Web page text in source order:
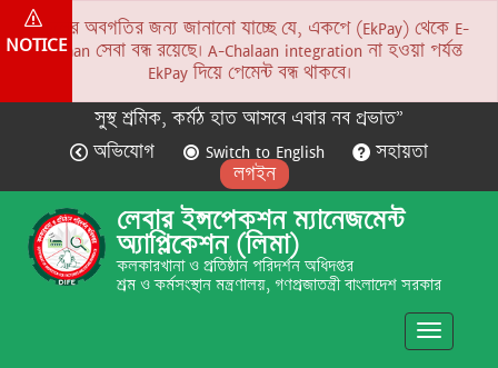
NOTICE
সকলের অবগতির জন্য জানানো যাচ্ছে যে, একপে (EkPay) থেকে E-
Chalaan সেবা বন্ধ রয়েছে। A-Chalaan integration না হওয়া পর্যন্ত
EkPay দিয়ে পেমেন্ট বন্ধ থাকবে।
সুস্থ শ্রমিক, কর্মঠ হাত আসবে এবার নব প্রভাত”
অভিযোগ
Switch to English
সহায়তা
লগইন
লেবার ইন্সপেকশন ম্যানেজমেন্ট
অ্যাপ্লিকেশন (লিমা)
কলকারখানা ও প্রতিষ্ঠান পরিদর্শন অধিদপ্তর
শ্রম ও কর্মসংস্থান মন্ত্রণালয়, গণপ্রজাতন্ত্রী বাংলাদেশ সরকার
Toggle